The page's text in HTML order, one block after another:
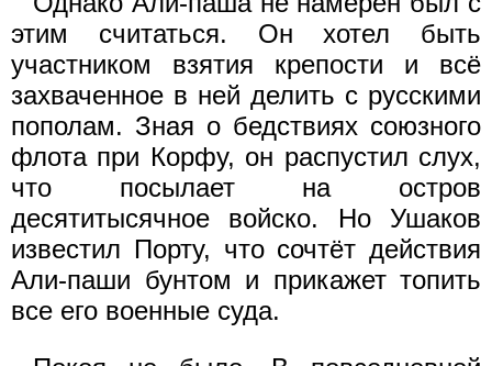
этим считаться. Он хотел быть
участником взятия крепости и всё
захваченное в ней делить с русскими
пополам. Зная о бедствиях союзного
флота при Корфу, он распустил слух,
что посылает на остров
десятитысячное войско. Но Ушаков
известил Порту, что сочтёт действия
Али-паши бунтом и прикажет топить
все его военные суда.